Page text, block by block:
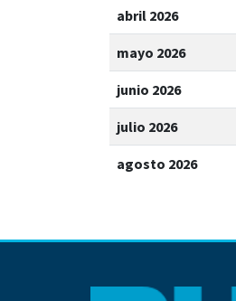
abril 2026
mayo 2026
junio 2026
julio 2026
agosto 2026